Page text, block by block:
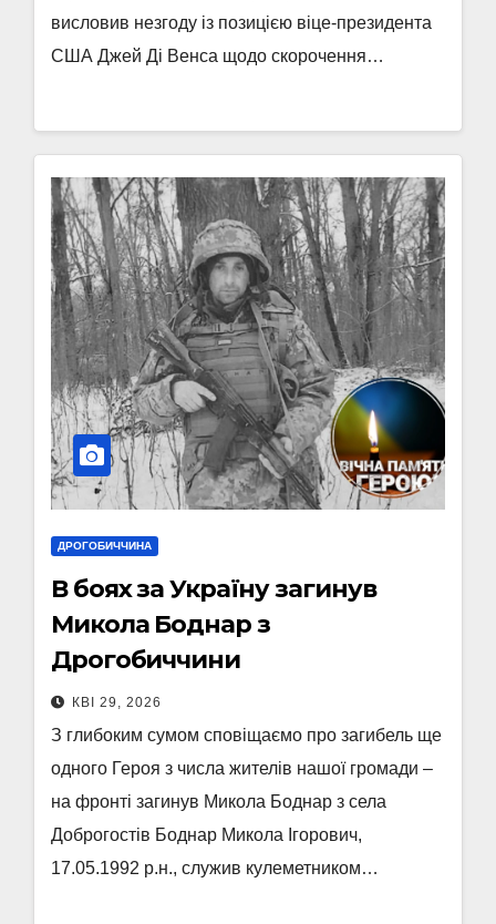
висловив незгоду із позицією віце-президента
США Джей Ді Венса щодо скорочення…
ДРОГОБИЧЧИНА
В боях за Україну загинув
Микола Боднар з
Дрогобиччини
КВІ 29, 2026
З глибоким сумом сповіщаємо про загибель ще
одного Героя з числа жителів нашої громади –
на фронті загинув Микола Боднар з села
Доброгостів Боднар Микола Ігорович,
17.05.1992 р.н., служив кулеметником…